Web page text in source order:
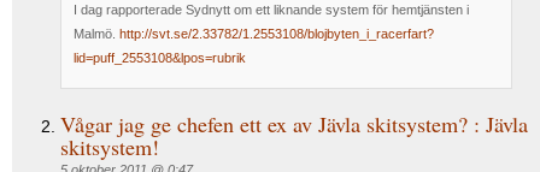
I dag rapporterade Sydnytt om ett liknande system för hemtjänsten i
Malmö. http://svt.se/2.33782/1.2553108/blojbyten_i_racerfart?
lid=puff_2553108&lpos=rubrik
Vågar jag ge chefen ett ex av Jävla skitsystem? : Jävla
skitsystem!
5 oktober 2011 @ 0:47